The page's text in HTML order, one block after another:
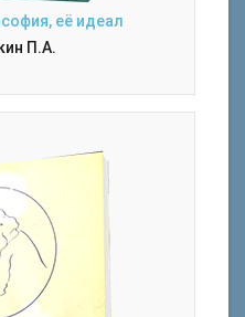
её идеал
П.А.